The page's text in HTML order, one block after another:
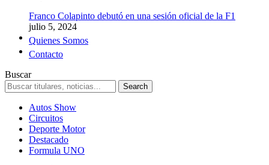
Franco Colapinto debutó en una sesión oficial de la F1
julio 5, 2024
Quienes Somos
Contacto
Buscar
Autos Show
Circuitos
Deporte Motor
Destacado
Formula UNO